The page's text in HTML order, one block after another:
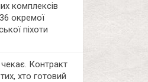
комплексів
окремої
піхоти
Контракт
хто готовий